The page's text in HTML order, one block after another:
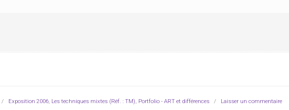
/ Exposition 2006, Les techniques mixtes (Réf. : TM), Portfolio - ART et différences / Laisser un commentaire